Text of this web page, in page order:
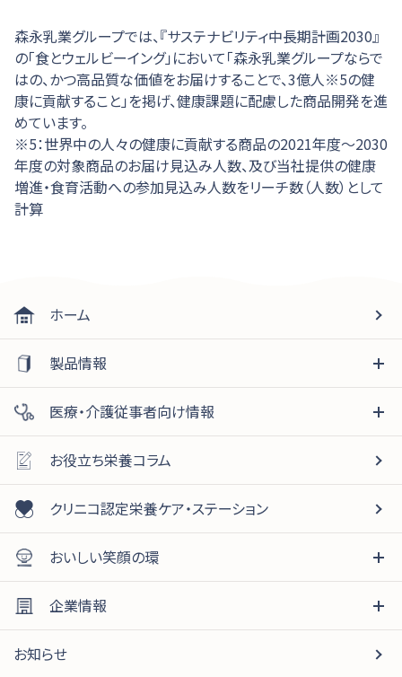
森永乳業グループでは、『サステナビリティ中長期計画2030』
の「食とウェルビーイング」において「森永乳業グループならで
はの、かつ高品質な価値をお届けすることで、3億人※5の健
康に貢献すること」を掲げ、健康課題に配慮した商品開発を進
めています。
※5：世界中の人々の健康に貢献する商品の2021年度～2030
年度の対象商品のお届け見込み人数、及び当社提供の健康
増進・食育活動への参加見込み人数をリーチ数（人数）として
計算
ホーム
製品情報
医療・介護従事者向け情報
お役立ち栄養コラム
クリニコ認定栄養ケア・ステーション
おいしい笑顔の環
企業情報
お知らせ